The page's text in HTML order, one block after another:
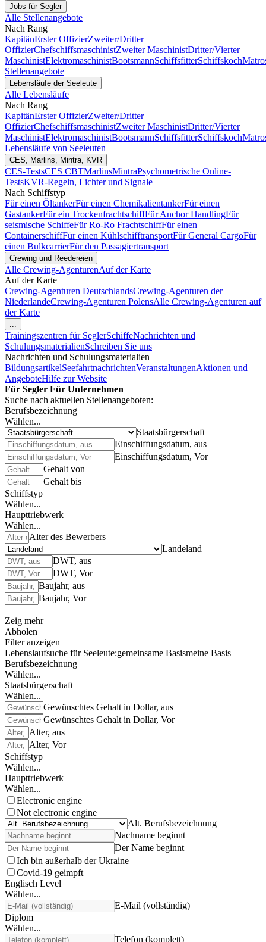
Jobs für Segler
Alle Stellenangebote
Nach Rang
KapitänErster OffizierZweiter/Dritter
OffizierChefschiffsmaschinistZweiter MaschinistDritter/Vierter
MaschinistElektromaschinistBootsmannSchiffsfitterSchiffskoch
Stellenangebote
Lebensläufe der Seeleute
Alle Lebensläufe
Nach Rang
KapitänErster OffizierZweiter/Dritter
OffizierChefschiffsmaschinistZweiter MaschinistDritter/Vierter
MaschinistElektromaschinistBootsmannSchiffsfitterSchiffskoch
Lebensläufe von Seeleuten
CES, Marlins, Mintra, KVR
CES-TestsCES CBTMarlinsMintraPsychometrische Online-
TestsKVR-Regeln, Lichter und Signale
Nach Schiffstyp
Für einen ÖltankerFür einen ChemikalientankerFür einen
GastankerFür ein TrockenfrachtschiffFür Anchor HandlingFür
seismische SchiffeFür Ro-Ro FrachtschiffFür einen
ContainerschiffFür einen KühlschifftransportFür General CargoFür
einen BulkcarrierFür den Passagiertransport
Crewing und Reedereien
Alle Crewing-AgenturenAuf der Karte
Auf der Karte
Crewing-Agenturen DeutschlandsCrewing-Agenturen der
NiederlandeCrewing-Agenturen PolensAlle Crewing-Agenturen auf
der Karte
...
Trainingszentren für SeglerSchiffeNachrichten und
SchulungsmaterialienSchreiben Sie uns
Nachrichten und Schulungsmaterialien
BildungsartikelSeefahrtnachrichtenVeranstaltungenAktionen und
AngeboteHilfe zur Website
Für Segler Für Unternehmen
Suche nach aktuellen Stellenangeboten:
Berufsbezeichnung
Wählen...
Staatsbürgerschaft
Einschiffungsdatum, aus
Einschiffungsdatum, Vor
Gehalt von
Gehalt bis
Schiffstyp
Wählen...
Haupttriebwerk
Wählen...
Alter des Bewerbers
Landeland
DWT, aus
DWT, Vor
Baujahr, aus
Baujahr, Vor
Zeig mehr
Abholen
Filter anzeigen
Lebenslaufsuche für Seeleute:gemeinsame Basismeine Basis
Berufsbezeichnung
Wählen...
Staatsbürgerschaft
Wählen...
Gewünschtes Gehalt in Dollar, aus
Gewünschtes Gehalt in Dollar, Vor
Alter, aus
Alter, Vor
Schiffstyp
Wählen...
Haupttriebwerk
Wählen...
Electronic engine
Not electronic engine
Alt. Berufsbezeichnung
Nachname beginnt
Der Name beginnt
Ich bin außerhalb der Ukraine
Covid-19 geimpft
Englisch Level
Wählen...
E-Mail (vollständig)
Diplom
Wählen...
Telefon (komplett)